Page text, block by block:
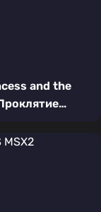
and the